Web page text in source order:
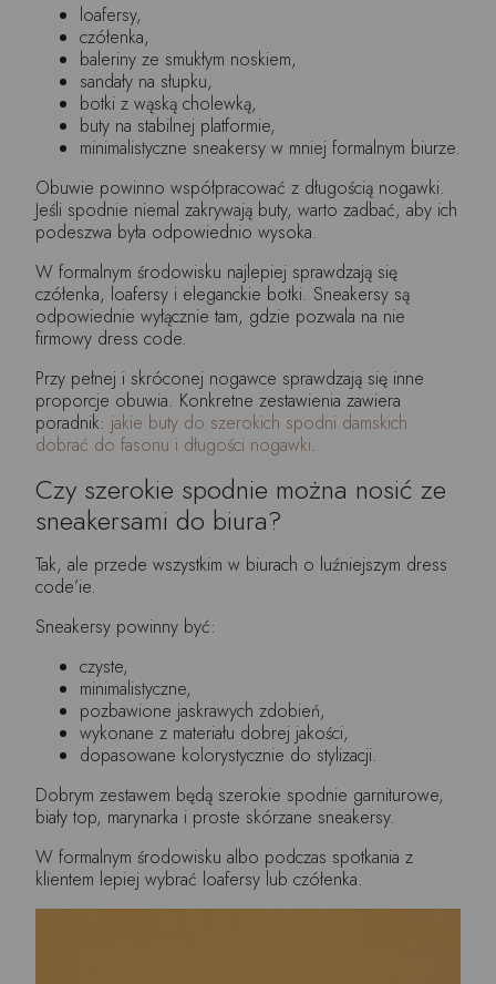
loafersy,
czółenka,
baleriny ze smukłym noskiem,
sandały na słupku,
botki z wąską cholewką,
buty na stabilnej platformie,
minimalistyczne sneakersy w mniej formalnym biurze.
Obuwie powinno współpracować z długością nogawki.
Jeśli spodnie niemal zakrywają buty, warto zadbać, aby ich
podeszwa była odpowiednio wysoka.
W formalnym środowisku najlepiej sprawdzają się
czółenka, loafersy i eleganckie botki. Sneakersy są
odpowiednie wyłącznie tam, gdzie pozwala na nie
firmowy dress code.
Przy pełnej i skróconej nogawce sprawdzają się inne
proporcje obuwia. Konkretne zestawienia zawiera
poradnik: jakie buty do szerokich spodni damskich
dobrać do fasonu i długości nogawki.
Czy szerokie spodnie można nosić ze
sneakersami do biura?
Tak, ale przede wszystkim w biurach o luźniejszym dress
code’ie.
Sneakersy powinny być:
czyste,
minimalistyczne,
pozbawione jaskrawych zdobień,
wykonane z materiału dobrej jakości,
dopasowane kolorystycznie do stylizacji.
Dobrym zestawem będą szerokie spodnie garniturowe,
biały top, marynarka i proste skórzane sneakersy.
W formalnym środowisku albo podczas spotkania z
klientem lepiej wybrać loafersy lub czółenka.